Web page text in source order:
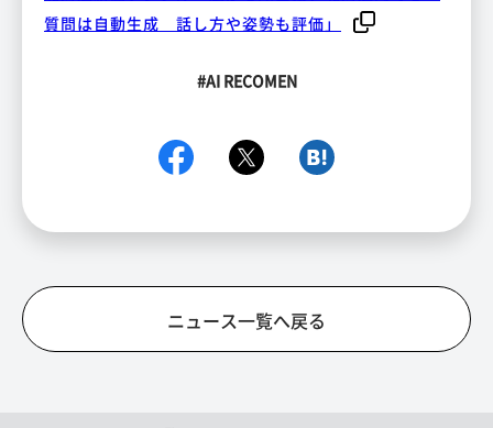
質問は自動生成 話し方や姿勢も評価」
#AI RECOMEN
ニュース一覧へ戻る